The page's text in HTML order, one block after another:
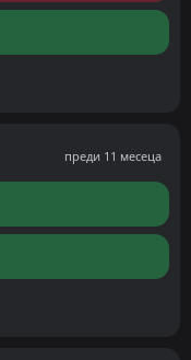
преди 11 месеца